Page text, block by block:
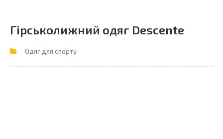
Гірськолижний одяг Descente
Одяг для спорту